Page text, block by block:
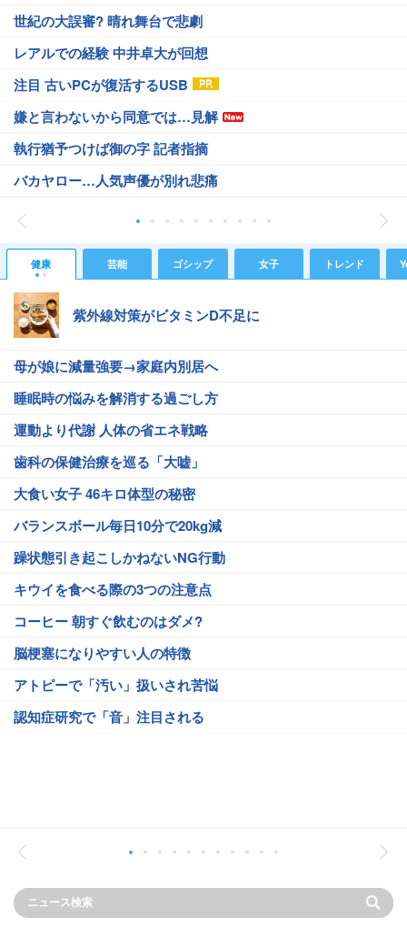
世紀の大誤審? 晴れ舞台で悲劇
レアルでの経験 中井卓大が回想
注目 古いPCが復活するUSB
嫌と言わないから同意では…見解
執行猶予つけば御の字 記者指摘
バカヤロー…人気声優が別れ悲痛
健康 芸能 ゴシップ 女子 トレンド
紫外線対策がビタミンD不足に
母が娘に減量強要→家庭内別居へ
睡眠時の悩みを解消する過ごし方
運動より代謝 人体の省エネ戦略
歯科の保健治療を巡る「大嘘」
大食い女子 46キロ体型の秘密
バランスボール毎日10分で20kg減
躁状態引き起こしかねないNG行動
キウイを食べる際の3つの注意点
コーヒー 朝すぐ飲むのはダメ?
脳梗塞になりやすい人の特徴
アトピーで「汚い」扱いされ苦悩
認知症研究で「音」注目される